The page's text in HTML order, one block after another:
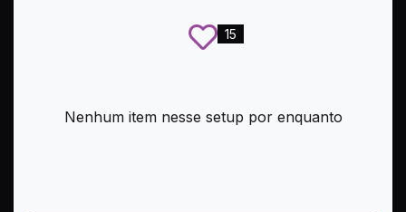
15
Nenhum item nesse setup por enquanto